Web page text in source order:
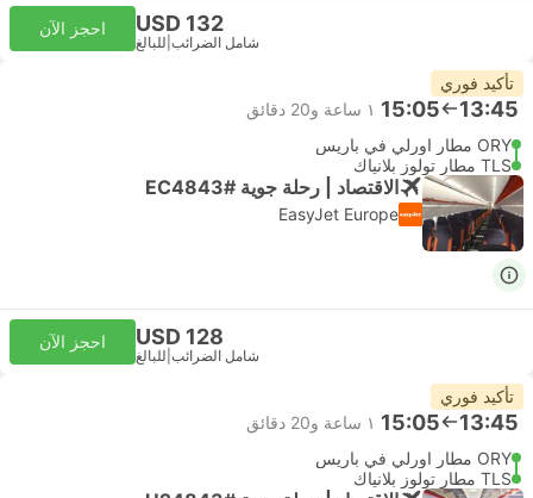
USD 132
شامل الضرائب للبالغ
احجز الآن
تأكيد فوري
13:45
15:05 ١ ساعة و‫20 دقائق
ORY مطار اورلي في باريس
TLS مطار تولوز بلانياك
الاقتصاد | رحلة جوية #EC4843
EasyJet Europe
USD 128
شامل الضرائب للبالغ
احجز الآن
تأكيد فوري
13:45
15:05 ١ ساعة و‫20 دقائق
ORY مطار اورلي في باريس
TLS مطار تولوز بلانياك